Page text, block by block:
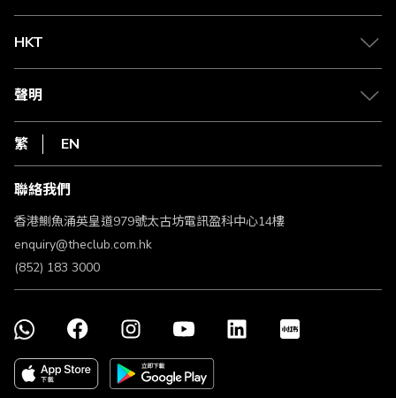
物流與配送
Club Shopping 商品領取站
常見問題
HKT
csl.
1010
HKT
聲明
私隱聲明
使用條款
條款及細則
不歧視及不騷擾聲明
認可牌照及通告
繁 EN
聯絡我們
香港鰂魚涌英皇道979號太古坊電訊盈科中心14樓
enquiry@theclub.com.hk
(852) 183 3000